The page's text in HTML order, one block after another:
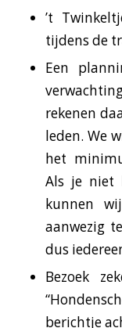
’t
tijdens de
Een
rekenen
leden. We
het
Als je niet
kunnen
aanwezig
dus
Bezoek
berichtje